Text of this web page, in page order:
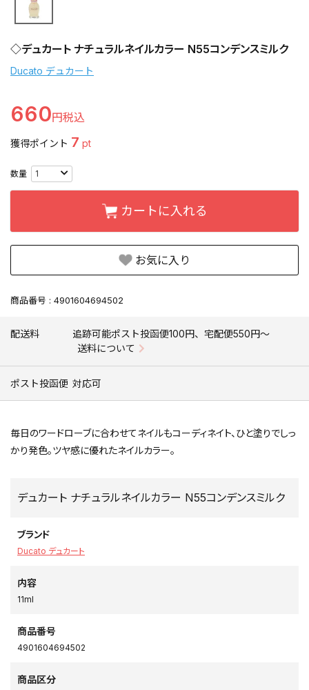
◇デュカート ナチュラルネイルカラー N55コンデンスミルク
Ducato デュカート
660
獲得ポイント 7 pt
お気に入り
カートに入れる
商品番号 4901604694502
配送料
追跡可能ポスト投函便100円、宅配便550円〜
送料について
ポスト投函便 対応可
毎日のワードローブに合わせてネイルもコーディネイト、ひと塗りでしっ
かり発色。ツヤ感に優れたネイルカラー。
デュカート ナチュラルネイルカラー N55コンデンスミルク
ブランド
Ducato デュカート
内容
11ml
商品番号
4901604694502
商品区分